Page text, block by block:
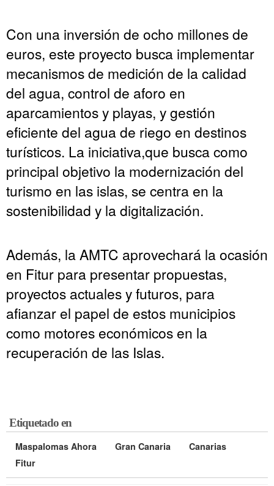
Con una inversión de ocho millones de
euros, este proyecto busca implementar
mecanismos de medición de la calidad
del agua, control de aforo en
aparcamientos y playas, y gestión
eficiente del agua de riego en destinos
turísticos. La iniciativa,que busca como
principal objetivo la modernización del
turismo en las islas, se centra en la
sostenibilidad y la digitalización.
Además, la AMTC aprovechará la ocasión
en Fitur para presentar propuestas,
proyectos actuales y futuros, para
afianzar el papel de estos municipios
como motores económicos en la
recuperación de las Islas.
Etiquetado en
Maspalomas Ahora Gran Canaria
Canarias
Fitur